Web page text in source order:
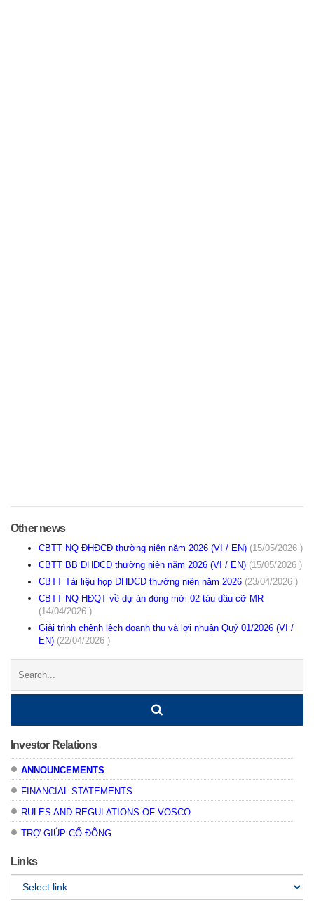
Other news
CBTT NQ ĐHĐCĐ thường niên năm 2026 (VI / EN) (15/05/2026 )
CBTT BB ĐHĐCĐ thường niên năm 2026 (VI / EN) (15/05/2026 )
CBTT Tài liệu họp ĐHĐCĐ thường niên năm 2026 (23/04/2026 )
CBTT NQ HĐQT về dự án đóng mới 02 tàu dầu cỡ MR
(14/04/2026 )
Giải trình chênh lệch doanh thu và lợi nhuận Quý 01/2026 (VI /
EN) (22/04/2026 )
Investor Relations
ANNOUNCEMENTS
FINANCIAL STATEMENTS
RULES AND REGULATIONS OF VOSCO
TRỢ GIÚP CỔ ĐÔNG
Links